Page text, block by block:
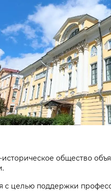
общество
с целью поддержки